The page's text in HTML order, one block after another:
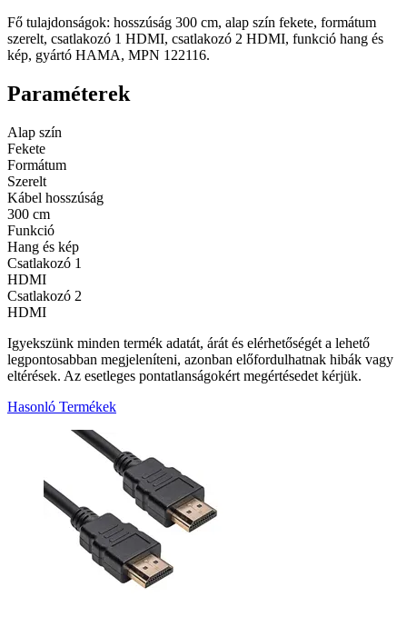
Fő tulajdonságok: hosszúság 300 cm, alap szín fekete, formátum
szerelt, csatlakozó 1 HDMI, csatlakozó 2 HDMI, funkció hang és
kép, gyártó HAMA, MPN 122116.
Paraméterek
Alap szín
Fekete
Formátum
Szerelt
Kábel hosszúság
300 cm
Funkció
Hang és kép
Csatlakozó 1
HDMI
Csatlakozó 2
HDMI
Igyekszünk minden termék adatát, árát és elérhetőségét a lehető
legpontosabban megjeleníteni, azonban előfordulhatnak hibák vagy
eltérések. Az esetleges pontatlanságokért megértésedet kérjük.
Hasonló Termékek